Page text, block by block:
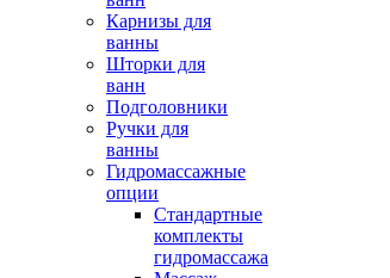
Карнизы для
ванны
Шторки для
ванн
Подголовники
Ручки для
ванны
Гидромассажные
опции
Стандартные
комплекты
гидромассажа